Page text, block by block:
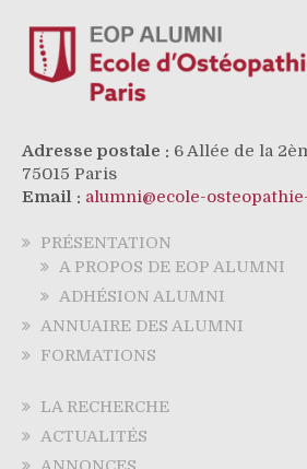
Adresse postale : 6 Allée de la
75015 Paris
Email : alumni@ecole-
PRÉSENTATION
A PROPOS DE EOP ALUMNI
ADHÉSION ALUMNI
ANNUAIRE DES ALUMNI
FORMATIONS
LA RECHERCHE
ACTUALITÉS